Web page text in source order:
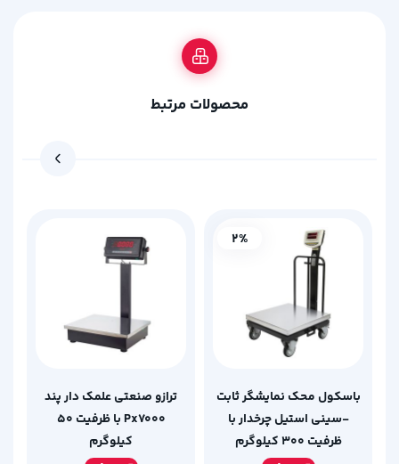
محصولات مرتبط
باسکول محک نمایشگر ثابت
-سینی استیل چرخدار با
ظرفیت 300 کیلوگرم
2%
ترازو صنعتی علمک دار پند
Px7000 با ظرفیت 50
کیلوگرم